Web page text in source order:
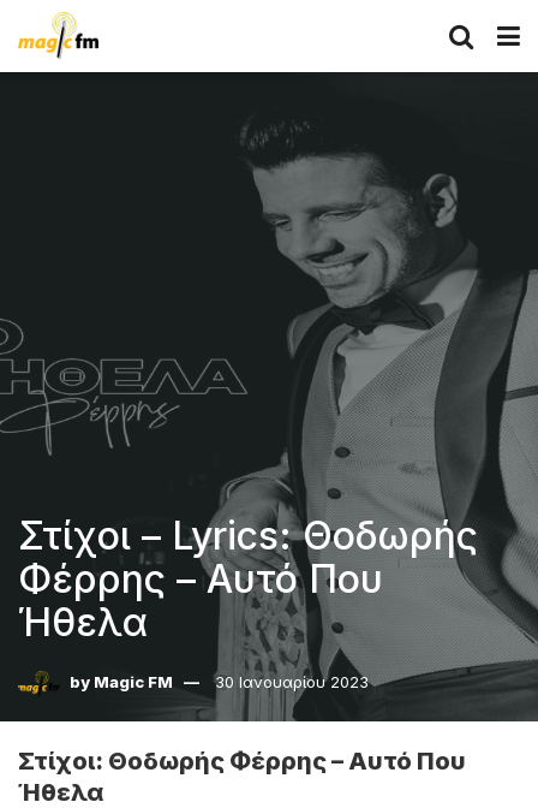
Στίχοι – Lyrics: Θοδωρής
Φέρρης – Αυτό Που
Ήθελα
by Magic FM 30 Ιανουαρίου 2023
Στίχοι: Θοδωρής Φέρρης – Αυτό Που
Ήθελα